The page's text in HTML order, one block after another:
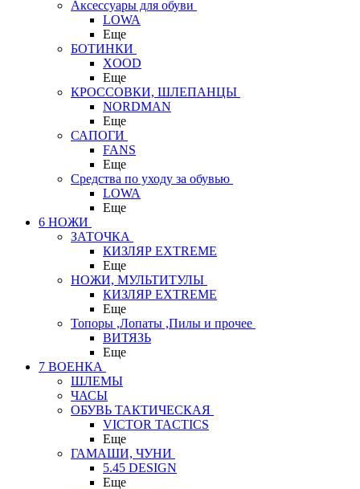
Аксессуары для обуви
LOWA
Еще
БОТИНКИ
XOOD
Еще
КРОССОВКИ, ШЛЕПАНЦЫ
NORDMAN
Еще
САПОГИ
FANS
Еще
Средства по уходу за обувью
LOWA
Еще
6 НОЖИ
ЗАТОЧКА
КИЗЛЯР EXTREME
Еще
НОЖИ, МУЛЬТИТУЛЫ
КИЗЛЯР EXTREME
Еще
Топоры ,Лопаты ,Пилы и прочее
ВИТЯЗЬ
Еще
7 ВОЕНКА
ШЛЕМЫ
ЧАСЫ
ОБУВЬ ТАКТИЧЕСКАЯ
VICTOR TACTICS
Еще
ГАМАШИ, ЧУНИ
5.45 DESIGN
Еще